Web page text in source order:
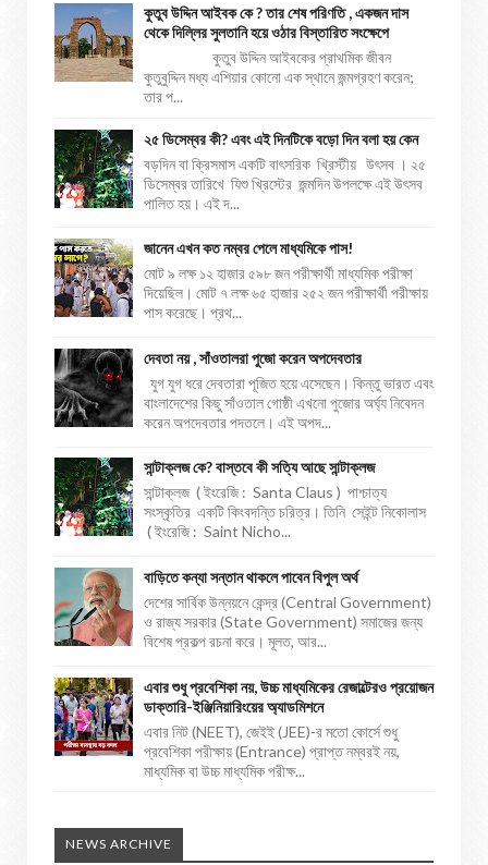
কুতুব উদ্দিন আইবক কে ? তার শেষ পরিণতি , একজন দাস
থেকে দিল্লির সুলতানি হয়ে ওঠার বিস্তারিত সংক্ষেপে
কুতুব উদ্দিন আইবকের প্রাথমিক জীবন
কুতুবুদ্দিন মধ্য এশিয়ার কোনো এক স্থানে জন্মগ্রহণ করেন;
তার প...
২৫ ডিসেম্বর কী? এবং এই দিনটিকে বড়ো দিন বলা হয় কেন
বড়দিন বা ক্রিসমাস একটি বাৎসরিক খ্রিস্টীয় উৎসব । ২৫
ডিসেম্বর তারিখে যিশু খ্রিস্টের জন্মদিন উপলক্ষে এই উৎসব
পালিত হয়। এই দ...
জানেন এখন কত নম্বর পেলে মাধ্যমিকে পাস!
মোট ৯ লক্ষ ১২ হাজার ৫৯৮ জন পরীক্ষার্থী মাধ্যমিক পরীক্ষা
দিয়েছিল। মোট ৭ লক্ষ ৬৫ হাজার ২৫২ জন পরীক্ষার্থী পরীক্ষায়
পাস করেছে। প্রথ...
দেবতা নয় , সাঁওতালরা পুজো করেন অপদেবতার
যুগ যুগ ধরে দেবতারা পূজিত হয়ে এসেছেন। কিন্তু ভারত এবং
বাংলাদেশের কিছু সাঁওতাল গোষ্ঠী এখনো পুজোর অর্ঘ্য নিবেদন
করেন অপদেবতার পদতলে। এই অপদ...
সান্টাক্লজ কে? বাস্তবে কী সত্যি আছে সান্টাক্লজ
সান্টাক্লজ ( ইংরেজি : Santa Claus ) পাশ্চাত্য
সংস্কৃতির একটি কিংবদন্তি চরিত্র। তিনি সেইন্ট নিকোলাস
( ইংরেজি : Saint Nicho...
বাড়িতে কন্যা সন্তান থাকলে পাবেন বিপুল অর্থ
দেশের সার্বিক উন্নয়নে কেন্দ্র (Central Government)
ও রাজ্য সরকার (State Government) সমাজের জন্য
বিশেষ প্রকল্প রচনা করে। মূলত, আর...
এবার শুধু প্রবেশিকা নয়, উচ্চ মাধ্যমিকের রেজাল্টেরও প্রয়োজন
ডাক্তারি-ইঞ্জিনিয়ারিংয়ের অ্যাডমিশনে
এবার নিট (NEET), জেইই (JEE)-র মতো কোর্সে শুধু
প্রবেশিকা পরীক্ষায় (Entrance) প্রাপ্ত নম্বরই নয়,
মাধ্যমিক বা উচ্চ মাধ্যমিক পরীক্ষ...
NEWS ARCHIVE